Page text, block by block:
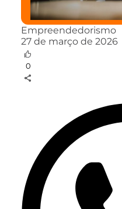
Empreendedorismo
27 de março de 2026
0